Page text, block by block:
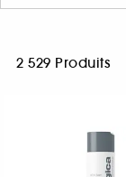
2 529 Produits